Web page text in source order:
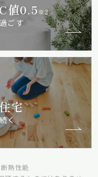
値0.5※2
ごす
宅
く
熱性能